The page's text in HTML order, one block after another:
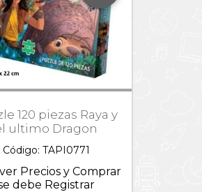
120 piezas Raya y
ultimo Dragon
Código: TAPI0771
Precios y Comprar
debe Registrar